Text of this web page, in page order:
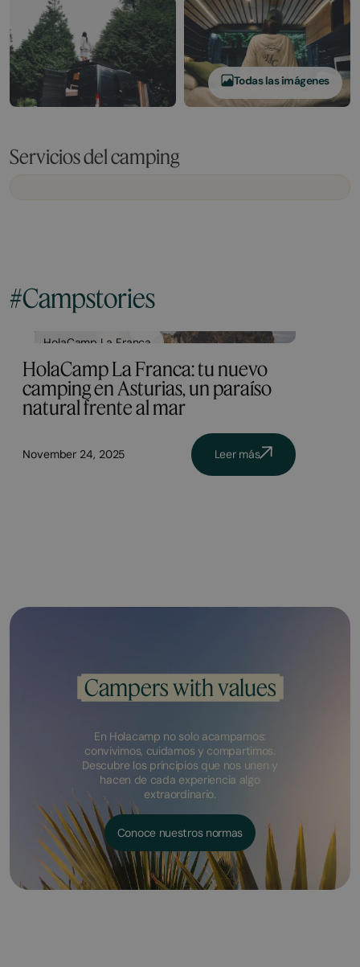
Todas las imágenes
Servicios del camping
#Campstories
HolaCamp La Franca
HolaCamp La Franca: tu nuevo
camping en Asturias, un paraíso
natural frente al mar
November 24, 2025 Leer más
Campers with values
En Holacamp no solo acampamos:
convivimos, cuidamos y compartimos.
Descubre los principios que nos unen y
hacen de cada experiencia algo
extraordinario.
Conoce nuestros normas